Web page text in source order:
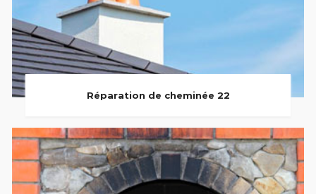
Réparation de cheminée 22